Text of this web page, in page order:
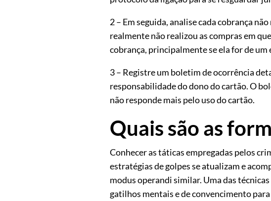
2 – Em seguida, analise cada cobrança
realmente não realizou as compras em
cobrança, principalmente se ela for de um
3 – Registre um boletim de ocorrência
responsabilidade do dono do cartão. O
não responde mais pelo uso do cartão.
Quais são as
Conhecer as táticas empregadas pelos
estratégias de golpes se atualizam e
modus operandi similar. Uma das
gatilhos mentais e de convencimento